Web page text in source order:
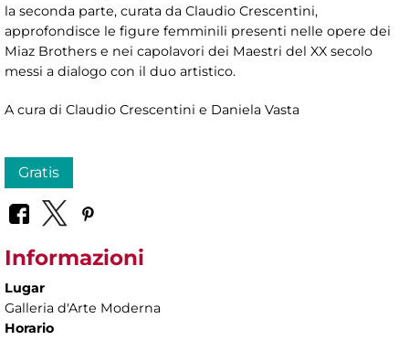
la seconda parte, curata da Claudio Crescentini,
approfondisce le figure femminili presenti nelle opere dei
Miaz Brothers e nei capolavori dei Maestri del XX secolo
messi a dialogo con il duo artistico.
A cura di Claudio Crescentini e Daniela Vasta
Gratis
Informazioni
Lugar
Galleria d'Arte Moderna
Horario